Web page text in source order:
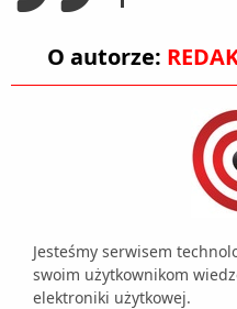
O autorze:
Jesteśmy serwisem
swoim użytkownikom
elektroniki użytkowej.